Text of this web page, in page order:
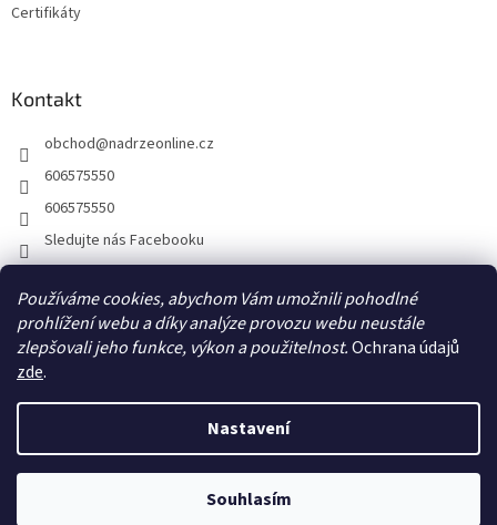
Používáme cookies, abychom Vám umožnili pohodlné
prohlížení webu a díky analýze provozu webu neustále
zlepšovali jeho funkce, výkon a použitelnost.Ochrana údajů
zde.
Nastavení
Souhlasím
Certifikáty
Kontakt
obchod@nadrzeonline.cz
606575550
606575550
Sledujte nás Facebooku
Vytvořil Shoptet
NÁDRŽEONLINE.CZ. Všechna práva vyhrazena.